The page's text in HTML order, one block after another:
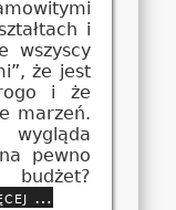
i
wszyscy
że jest
i że
marzeń.
pewno
budżet?
…